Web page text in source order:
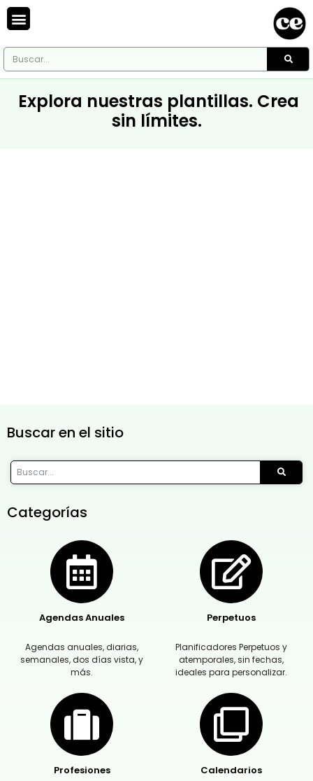
Explora nuestras plantillas. Crea
sin límites.
Buscar en el sitio
Categorías
Agendas Anuales
Agendas anuales, diarias,
semanales, dos días vista, y
más.
Perpetuos
Planificadores Perpetuos y
atemporales, sin fechas,
ideales para personalizar.
Profesiones Calendarios